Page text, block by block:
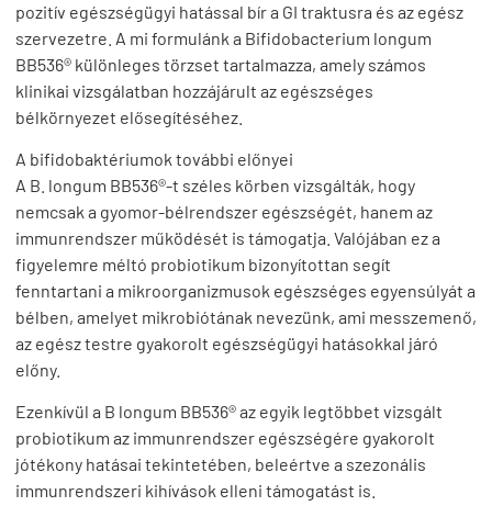
pozitív egészségügyi hatással bír a GI traktusra és az egész
szervezetre. A mi formulánk a Bifidobacterium longum
BB536® különleges törzset tartalmazza, amely számos
klinikai vizsgálatban hozzájárult az egészséges
bélkörnyezet elősegítéséhez.
A bifidobaktériumok további előnyei
A B. longum BB536®-t széles körben vizsgálták, hogy
nemcsak a gyomor-bélrendszer egészségét, hanem az
immunrendszer működését is támogatja. Valójában ez a
figyelemre méltó probiotikum bizonyítottan segít
fenntartani a mikroorganizmusok egészséges egyensúlyát a
bélben, amelyet mikrobiótának nevezünk, ami messzemenő,
az egész testre gyakorolt egészségügyi hatásokkal járó
előny.
Ezenkívül a B longum BB536® az egyik legtöbbet vizsgált
probiotikum az immunrendszer egészségére gyakorolt
jótékony hatásai tekintetében, beleértve a szezonális
immunrendszeri kihívások elleni támogatást is.